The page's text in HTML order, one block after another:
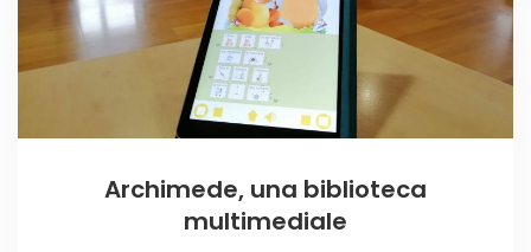
Archimede, una biblioteca
multimediale